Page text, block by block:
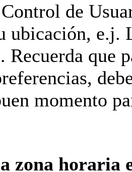
de
ubicación, e.j.
Recuerda que
momento
zona horaria